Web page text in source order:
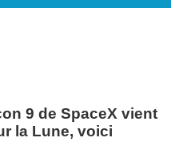
9 de SpaceX vient
la Lune, voici